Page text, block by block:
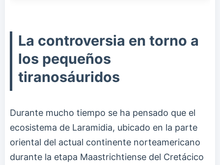
La controversia en torno a
los pequeños
tiranosáuridos
Durante mucho tiempo se ha pensado que el
ecosistema de Laramidia, ubicado en la parte
oriental del actual continente norteamericano
durante la etapa Maastrichtiense del Cretácico